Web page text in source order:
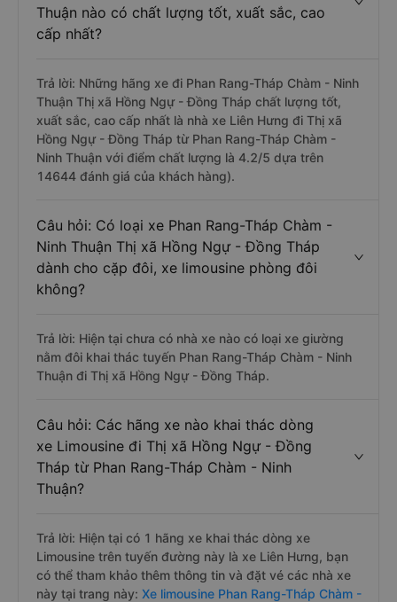
Thuận nào có chất lượng tốt, xuất sắc, cao
cấp nhất?
Trả lời: Những hãng xe đi Phan Rang-Tháp Chàm - Ninh
Thuận Thị xã Hồng Ngự - Đồng Tháp chất lượng tốt,
xuất sắc, cao cấp nhất là nhà xe Liên Hưng đi Thị xã
Hồng Ngự - Đồng Tháp từ Phan Rang-Tháp Chàm -
Ninh Thuận với điểm chất lượng là 4.2/5 dựa trên
14644 đánh giá của khách hàng).
Câu hỏi: Có loại xe Phan Rang-Tháp Chàm -
Ninh Thuận Thị xã Hồng Ngự - Đồng Tháp
dành cho cặp đôi, xe limousine phòng đôi
không?
Trả lời: Hiện tại chưa có nhà xe nào có loại xe giường
nằm đôi khai thác tuyến Phan Rang-Tháp Chàm - Ninh
Thuận đi Thị xã Hồng Ngự - Đồng Tháp.
Câu hỏi: Các hãng xe nào khai thác dòng
xe Limousine đi Thị xã Hồng Ngự - Đồng
Tháp từ Phan Rang-Tháp Chàm - Ninh
Thuận?
Trả lời: Hiện tại có 1 hãng xe khai thác dòng xe
Limousine trên tuyến đường này là xe Liên Hưng, bạn
có thể tham khảo thêm thông tin và đặt vé các nhà xe
này tại trang này: Xe limousine Phan Rang-Tháp Chàm -